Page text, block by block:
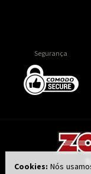
Segurança
Cookies: Nós